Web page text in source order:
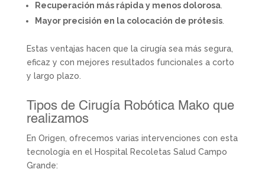
Recuperación más rápida y menos dolorosa.
Mayor precisión en la colocación de prótesis.
Estas ventajas hacen que la cirugía sea más segura,
eficaz y con mejores resultados funcionales a corto
y largo plazo.
Tipos de Cirugía Robótica Mako que
realizamos
En Origen, ofrecemos varias intervenciones con esta
tecnología en el Hospital Recoletas Salud Campo
Grande: